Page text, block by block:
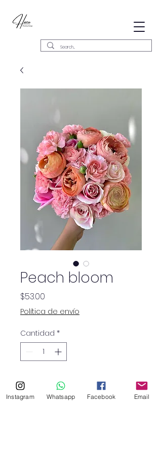
Peach bloom
$53.00
Política de envío
Cantidad *
10 rosas rosadas
ecuatorianas
5 ranúnculos peach
Instagram Whatsapp Facebook Email